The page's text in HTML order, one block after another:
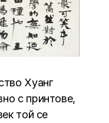
Хуанг
с принтове,
той се